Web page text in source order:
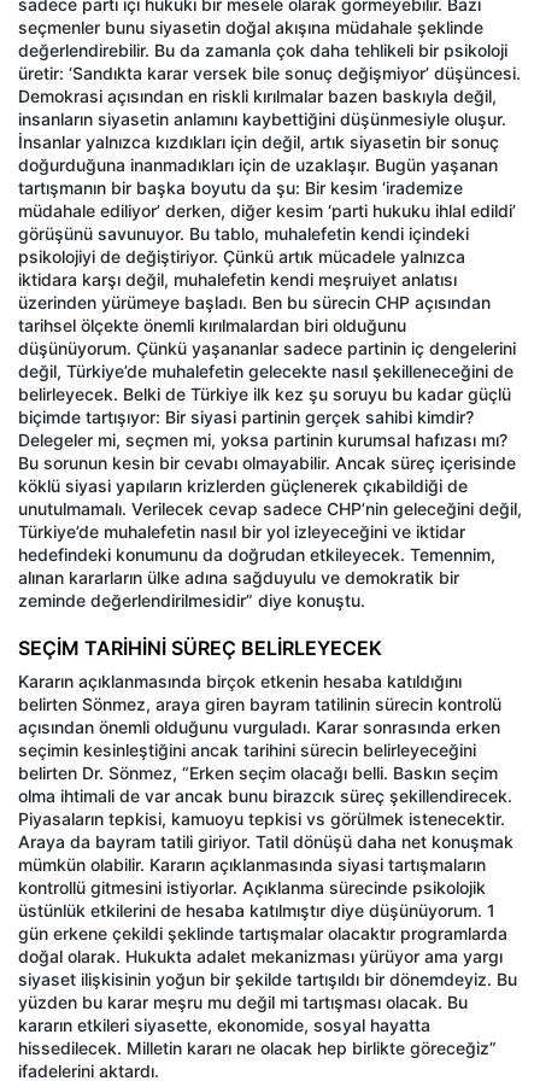
sadece parti içi hukuki bir mesele olarak görmeyebilir. Bazı
seçmenler bunu siyasetin doğal akışına müdahale şeklinde
değerlendirebilir. Bu da zamanla çok daha tehlikeli bir psikoloji
üretir: ‘Sandıkta karar versek bile sonuç değişmiyor’ düşüncesi.
Demokrasi açısından en riskli kırılmalar bazen baskıyla değil,
insanların siyasetin anlamını kaybettiğini düşünmesiyle oluşur.
İnsanlar yalnızca kızdıkları için değil, artık siyasetin bir sonuç
doğurduğuna inanmadıkları için de uzaklaşır. Bugün yaşanan
tartışmanın bir başka boyutu da şu: Bir kesim ‘irademize
müdahale ediliyor’ derken, diğer kesim ‘parti hukuku ihlal edildi’
görüşünü savunuyor. Bu tablo, muhalefetin kendi içindeki
psikolojiyi de değiştiriyor. Çünkü artık mücadele yalnızca
iktidara karşı değil, muhalefetin kendi meşruiyet anlatısı
üzerinden yürümeye başladı. Ben bu sürecin CHP açısından
tarihsel ölçekte önemli kırılmalardan biri olduğunu
düşünüyorum. Çünkü yaşananlar sadece partinin iç dengelerini
değil, Türkiye’de muhalefetin gelecekte nasıl şekilleneceğini de
belirleyecek. Belki de Türkiye ilk kez şu soruyu bu kadar güçlü
biçimde tartışıyor: Bir siyasi partinin gerçek sahibi kimdir?
Delegeler mi, seçmen mi, yoksa partinin kurumsal hafızası mı?
Bu sorunun kesin bir cevabı olmayabilir. Ancak süreç içerisinde
köklü siyasi yapıların krizlerden güçlenerek çıkabildiği de
unutulmamalı. Verilecek cevap sadece CHP’nin geleceğini değil,
Türkiye’de muhalefetin nasıl bir yol izleyeceğini ve iktidar
hedefindeki konumunu da doğrudan etkileyecek. Temennim,
alınan kararların ülke adına sağduyulu ve demokratik bir
zeminde değerlendirilmesidir” diye konuştu.
SEÇİM TARİHİNİ SÜREÇ BELİRLEYECEK
Kararın açıklanmasında birçok etkenin hesaba katıldığını
belirten Sönmez, araya giren bayram tatilinin sürecin kontrolü
açısından önemli olduğunu vurguladı. Karar sonrasında erken
seçimin kesinleştiğini ancak tarihini sürecin belirleyeceğini
belirten Dr. Sönmez, “Erken seçim olacağı belli. Baskın seçim
olma ihtimali de var ancak bunu birazcık süreç şekillendirecek.
Piyasaların tepkisi, kamuoyu tepkisi vs görülmek istenecektir.
Araya da bayram tatili giriyor. Tatil dönüşü daha net konuşmak
mümkün olabilir. Kararın açıklanmasında siyasi tartışmaların
kontrollü gitmesini istiyorlar. Açıklanma sürecinde psikolojik
üstünlük etkilerini de hesaba katılmıştır diye düşünüyorum. 1
gün erkene çekildi şeklinde tartışmalar olacaktır programlarda
doğal olarak. Hukukta adalet mekanizması yürüyor ama yargı
siyaset ilişkisinin yoğun bir şekilde tartışıldı bir dönemdeyiz. Bu
yüzden bu karar meşru mu değil mi tartışması olacak. Bu
kararın etkileri siyasette, ekonomide, sosyal hayatta
hissedilecek. Milletin kararı ne olacak hep birlikte göreceğiz”
ifadelerini aktardı.